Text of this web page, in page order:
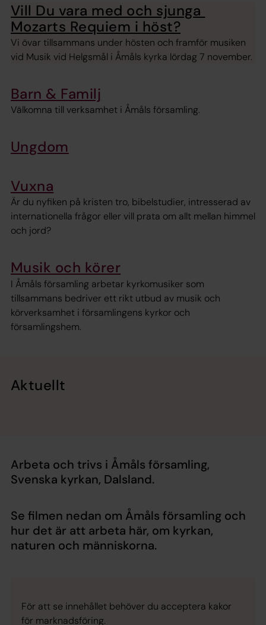
Vill Du vara med och sjunga
Mozarts Requiem i höst?
Vi övar tillsammans under hösten och framför musiken
vid Musik vid Helgsmål i Åmåls kyrka lördag 7 november.
Barn & Familj
Välkomna till verksamhet i Åmåls församling.
Ungdom
Vuxna
Är du nyfiken på kristen tro, bibelstudier, intresserad av
internationella frågor eller vill prata om allt mellan himmel
och jord?
Musik och körer
I Åmåls församling arbetar kyrkomusiker som
tillsammans bedriver ett rikt utbud av musik och
körverksamhet i församlingens kyrkor och
församlingshem.
Aktuellt
Arbeta och trivs i Åmåls församling,
Svenska kyrkan, Dalsland.
Se filmen nedan om Åmåls församling och
hur det är att arbeta här, om kyrkan,
naturen och människorna.
För att se innehållet behöver du acceptera kakor
för marknadsföring.